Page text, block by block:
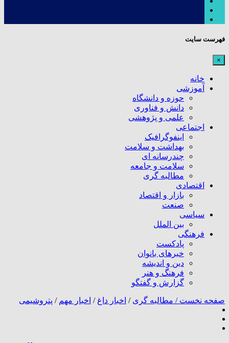
فهرست سایت
×
خانه
آموزشی
حوزه و دانشگاه
دانش و فناوری
علمی و پژوهشی
اجتماعی
اینفوگرافیک
بهداشت و سلامت
چندرسانه ای
سلامت و جامعه
مطالبه گری
اقتصادی
بازار و اقتصاد
صنعت
سیاسی
بین الملل
فرهنگی
پادکست
خبرهای بانوان
دین و اندیشه
فرهنگ و هنر
گزارش و گفتگو
صفحه نخست / مطالبه گری / اخبار داغ / اخبار مهم / پتروشیمی